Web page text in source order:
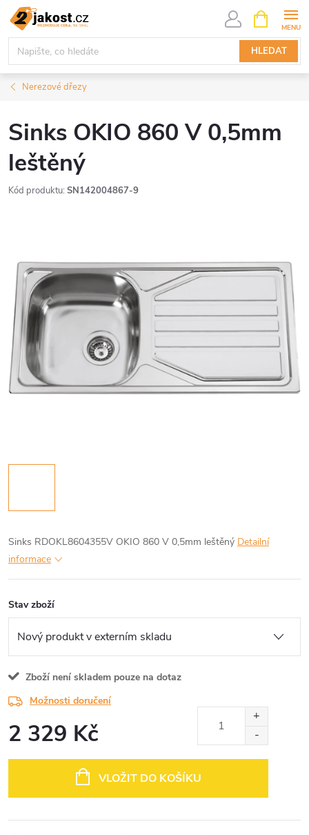
Přejít
obsah
HLEDAT
NÁKUPNÍ
KOŠÍK
Nerezové dřezy
Sinks OKIO 860 V 0,5mm
leštěný
Kód produktu: SN142004867-9
Sinks RDOKL8604355V OKIO 860 V 0,5mm leštěný Detailní
informace
Stav zboží
Zboží není skladem pouze na dotaz
Možnosti doručení
2 329 Kč
VLOŽIT DO KOŠÍKU